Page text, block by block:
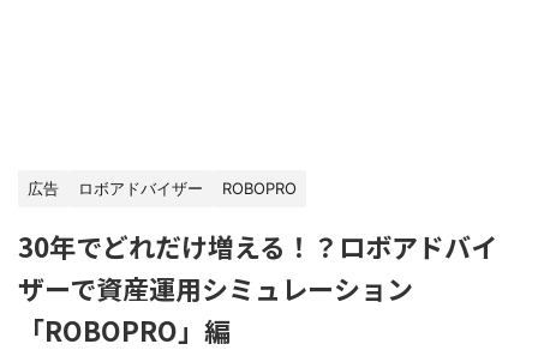
広告 ロボアドバイザー ROBOPRO
30年でどれだけ増える！？ロボアドバイ
ザーで資産運用シミュレーション
「ROBOPRO」編